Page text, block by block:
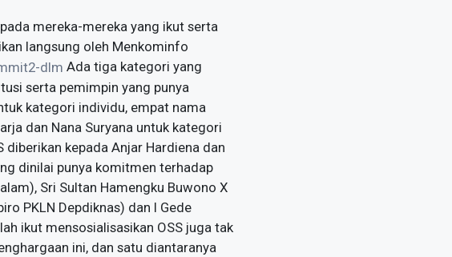
mereka-mereka yang ikut serta
langsung oleh Menkominfo
Ada tiga kategori yang
serta pemimpin yang punya
kategori individu, empat nama
dan Nana Suryana untuk kategori
kepada Anjar Hardiena dan
dinilai punya komitmen terhadap
Sri Sultan Hamengku Buwono X
PKLN Depdiknas) dan I Gede
ikut mensosialisasikan OSS juga tak
ini, dan satu diantaranya